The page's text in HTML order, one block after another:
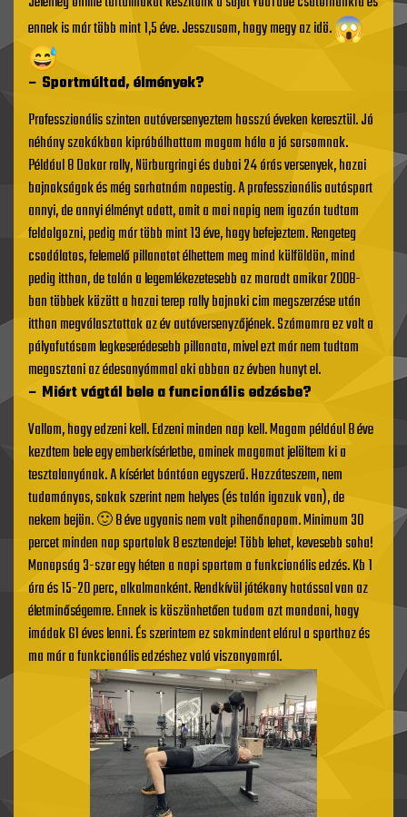
ennek is már több mint 1,5 éve. Jesszusom, hogy megy az idö.
– Sportmúltad, élmények?
Professzionális szinten autóversenyeztem hosszú éveken keresztül. Jó
néhány szakákban kipróbálhattam magam hála a jó sorsomnak.
Például 8 Dakar rally, Nürburgringi és dubai 24 órás versenyek, hazai
bajnokságok és még sorhatnám napestig. A professzionális autósport
annyi, de annyi élményt adott, amit a mai napig nem igazán tudtam
feldolgozni, pedig már több mint 13 éve, hogy befejeztem. Rengeteg
csodálatos, felemelő pillanatot élhettem meg mind külföldön, mind
pedig itthon, de talán a legemlékezetesebb az maradt amikor 2008-
ban többek között a hazai terep rally bajnoki cim megszerzése után
itthon megválasztottak az év autóversenyzőjének. Számomra ez volt a
pályafutásom legkeserédesebb pillanata, mivel ezt már nem tudtam
megosztani az édesanyámmal aki abban az évben hunyt el.
– Miért vágtál bele a funcionális edzésbe?
Vallom, hogy edzeni kell. Edzeni minden nap kell. Magam például 8 éve
kezdtem bele egy emberkísérletbe, aminek magamat jelöltem ki a
tesztalanyának. A kísérlet bántóan egyszerű. Hozzáteszem, nem
tudományos, sokak szerint nem helyes (és talán igazuk van), de
nekem bejön. 🙂 8 éve ugyanis nem volt pihenőnapom. Minimum 30
percet minden nap sportolok 8 esztendeje! Több lehet, kevesebb soha!
Manapság 3-szor egy héten a napi sportom a funkcionális edzés. Kb 1
óra és 15-20 perc, alkalmanként. Rendkívül jótékony hatással van az
életminőségemre. Ennek is köszönhetően tudom azt mondani, hogy
imádok 61 éves lenni. És szerintem ez sokmindent elárul a sporthoz és
ma már a funkcionális edzéshez való viszonyomról.